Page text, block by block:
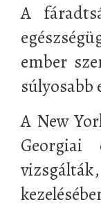
A
ember
súlyosabb
A New
Georgiai